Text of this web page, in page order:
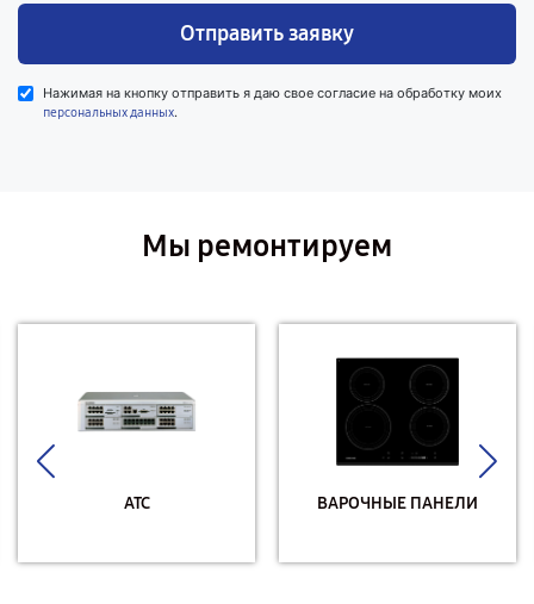
Отправить заявку
Нажимая на кнопку отправить я даю свое согласие на обработку моих
персональных данных.
Мы ремонтируем
АТС ВАРОЧНЫЕ ПАНЕЛИ